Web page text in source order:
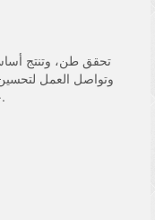
تحقق طن، وتنتج
وتواصل العمل
حلول الهواة والتحكم لالموسيقيين المحترفين.